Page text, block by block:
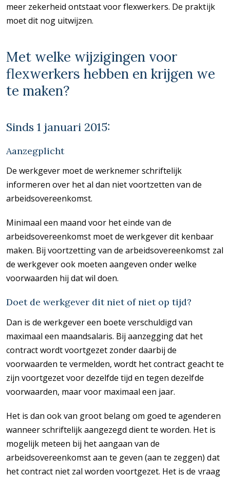
meer zekerheid ontstaat voor flexwerkers. De praktijk
moet dit nog uitwijzen.
Met welke wijzigingen voor
flexwerkers hebben en krijgen we
te maken?
Sinds 1 januari 2015:
Aanzegplicht
De werkgever moet de werknemer schriftelijk
informeren over het al dan niet voortzetten van de
arbeidsovereenkomst.
Minimaal een maand voor het einde van de
arbeidsovereenkomst moet de werkgever dit kenbaar
maken. Bij voortzetting van de arbeidsovereenkomst zal
de werkgever ook moeten aangeven onder welke
voorwaarden hij dat wil doen.
Doet de werkgever dit niet of niet op tijd?
Dan is de werkgever een boete verschuldigd van
maximaal een maandsalaris. Bij aanzegging dat het
contract wordt voortgezet zonder daarbij de
voorwaarden te vermelden, wordt het contract geacht te
zijn voortgezet voor dezelfde tijd en tegen dezelfde
voorwaarden, maar voor maximaal een jaar.
Het is dan ook van groot belang om goed te agenderen
wanneer schriftelijk aangezegd dient te worden. Het is
mogelijk meteen bij het aangaan van de
arbeidsovereenkomst aan te geven (aan te zeggen) dat
het contract niet zal worden voortgezet. Het is de vraag